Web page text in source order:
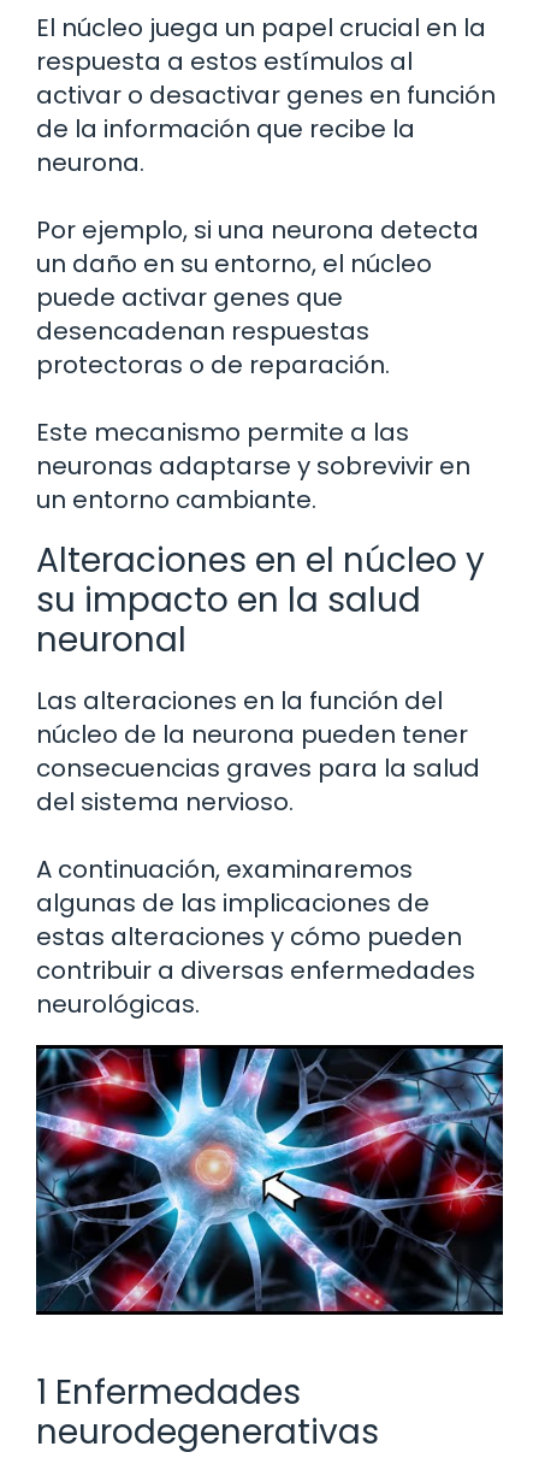
El núcleo juega un papel crucial en la
respuesta a estos estímulos al
activar o desactivar genes en función
de la información que recibe la
neurona.
Por ejemplo, si una neurona detecta
un daño en su entorno, el núcleo
puede activar genes que
desencadenan respuestas
protectoras o de reparación.
Este mecanismo permite a las
neuronas adaptarse y sobrevivir en
un entorno cambiante.
Alteraciones en el núcleo y
su impacto en la salud
neuronal
Las alteraciones en la función del
núcleo de la neurona pueden tener
consecuencias graves para la salud
del sistema nervioso.
A continuación, examinaremos
algunas de las implicaciones de
estas alteraciones y cómo pueden
contribuir a diversas enfermedades
neurológicas.
1 Enfermedades
neurodegenerativas